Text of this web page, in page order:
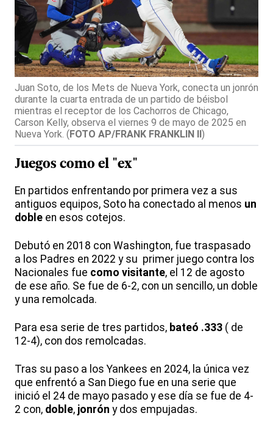
Juan Soto, de los Mets de Nueva York, conecta un jonrón
durante la cuarta entrada de un partido de béisbol
mientras el receptor de los Cachorros de Chicago,
Carson Kelly, observa el viernes 9 de mayo de 2025 en
Nueva York. ( FOTO AP/FRANK FRANKLIN II )
Juegos como el "ex"
En partidos enfrentando por primera vez a sus
antiguos equipos, Soto ha conectado al menos un
doble en esos cotejos.
Debutó en 2018 con Washington, fue traspasado
a los Padres en 2022 y su primer juego contra los
Nacionales fue como visitante, el 12 de agosto
de ese año. Se fue de 6-2, con un sencillo, un doble
y una remolcada.
Para esa serie de tres partidos, bateó .333 ( de
12-4), con dos remolcadas.
Tras su paso a los Yankees en 2024, la única vez
que enfrentó a San Diego fue en una serie que
inició el 24 de mayo pasado y ese día se fue de 4-
2 con, doble, jonrón y dos empujadas.